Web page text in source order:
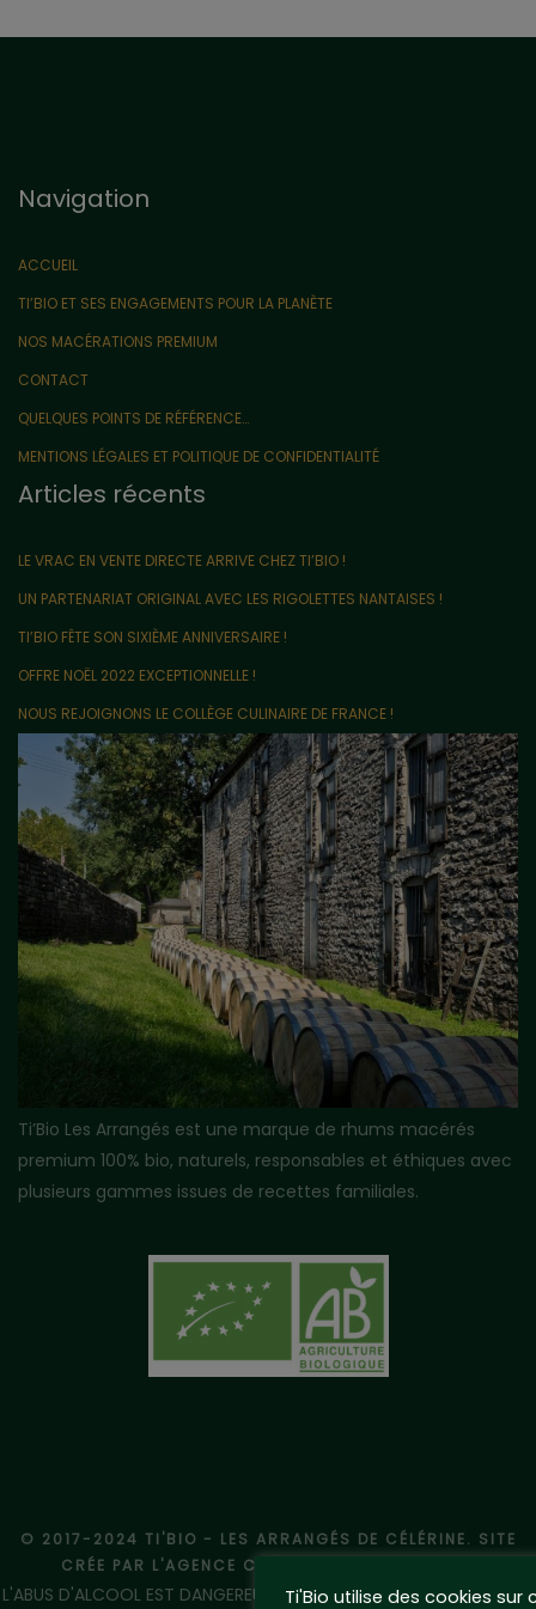
Navigation
ACCUEIL
TI’BIO ET SES ENGAGEMENTS POUR LA PLANÈTE
NOS MACÉRATIONS PREMIUM
CONTACT
QUELQUES POINTS DE RÉFÉRENCE…
MENTIONS LÉGALES ET POLITIQUE DE CONFIDENTIALITÉ
Articles récents
LE VRAC EN VENTE DIRECTE ARRIVE CHEZ TI’BIO !
UN PARTENARIAT ORIGINAL AVEC LES RIGOLETTES NANTAISES !
TI’BIO FÊTE SON SIXIÈME ANNIVERSAIRE !
OFFRE NOËL 2022 EXCEPTIONNELLE !
NOUS REJOIGNONS LE COLLÈGE CULINAIRE DE FRANCE !
Ti’Bio Les Arrangés est une marque de rhums macérés
premium 100% bio, naturels, responsables et éthiques avec
plusieurs gammes issues de recettes familiales.
© 2017-2024 TI'BIO - LES ARRANGÉS DE CÉLÉRINE. SITE
CRÉE PAR L'AGENCE CRÉATIVE
L'ABUS D'ALCOOL EST DANGEREUX POUR LA SANTE, A CONSOMMER
Ti'Bio utilise des cookies sur